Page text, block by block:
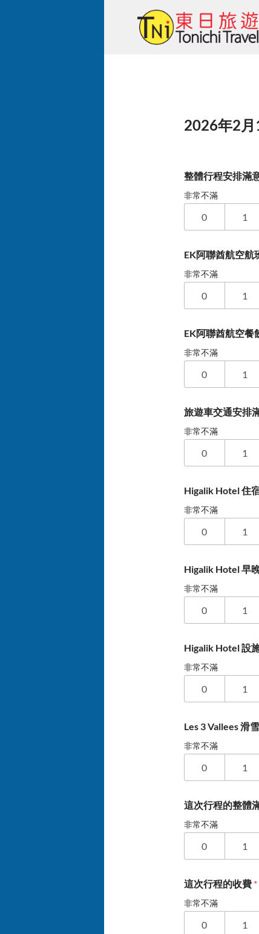
2026年2月
整體行程安排滿
非常不滿
0 1
EK阿聯酋航空航
非常不滿
0 1
EK阿聯酋航空餐
非常不滿
0 1
旅遊車交通安排
非常不滿
0 1
Higalik Hotel 住
非常不滿
0 1
Higalik Hotel 早
非常不滿
0 1
Higalik Hotel 設
非常不滿
0 1
Les 3 Vallees 滑
非常不滿
0 1
這次行程的整體
非常不滿
0 1
這次行程的收費 *
非常不滿
0 1